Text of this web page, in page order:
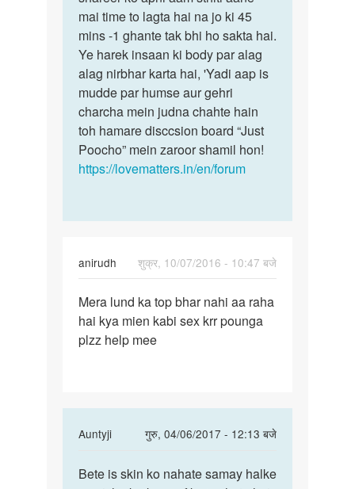
mai time to lagta hai na jo ki 45
mins -1 ghante tak bhi ho sakta hai.
Ye harek insaan ki body par alag
alag nirbhar karta hai, 'Yadi aap is
mudde par humse aur gehri
charcha mein judna chahte hain
toh hamare disccsion board “Just
Poocho” mein zaroor shamil hon!
https://lovematters.in/en/forum
anirudh
शुक्र, 10/07/2016 - 10:47 बजे
Mera
lund
ka
Mera lund ka top bhar nahi aa raha
hai kya mien kabi sex krr pounga
plzz help mee
Auntyji
गुरु, 04/06/2017 - 12:13 बजे
In
to
Bete
Bete is skin ko nahate samay halke